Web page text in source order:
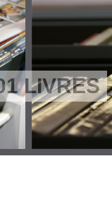
LIVRES